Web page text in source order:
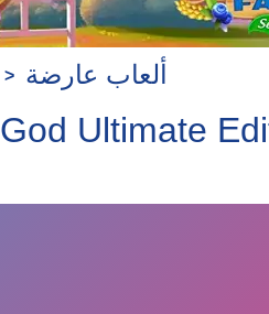
ألعاب عارضة
Ultimate